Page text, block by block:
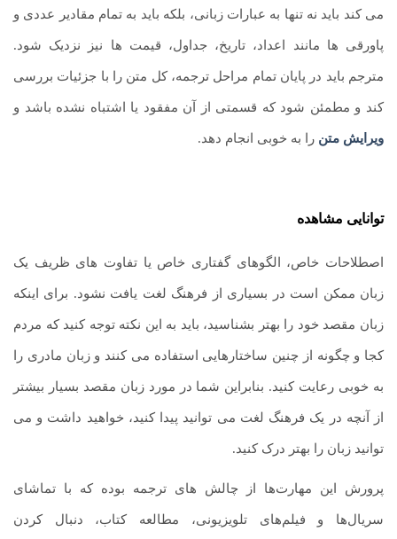
می کند باید نه تنها به عبارات زبانی، بلکه باید به تمام مقادیر عددی و
پاورقی ها مانند اعداد، تاریخ، جداول، قیمت ها نیز نزدیک شود.
مترجم باید در پایان تمام مراحل ترجمه، کل متن را با جزئیات بررسی
کند و مطمئن شود که قسمتی از آن مفقود یا اشتباه نشده باشد و
ویرایش متن را به خوبی انجام دهد.
توانایی مشاهده
اصطلاحات خاص، الگوهای گفتاری خاص یا تفاوت های ظریف یک
زبان ممکن است در بسیاری از فرهنگ لغت یافت نشود. برای اینکه
زبان مقصد خود را بهتر بشناسید، باید به این نکته توجه کنید که مردم
کجا و چگونه از چنین ساختارهایی استفاده می کنند و زبان مادری را
به خوبی رعایت کنید. بنابراین شما در مورد زبان مقصد بسیار بیشتر
از آنچه در یک فرهنگ لغت می توانید پیدا کنید، خواهید داشت و می
توانید زبان را بهتر درک کنید.
پرورش این مهارت‌ها از چالش های ترجمه بوده که با تماشای
سریال‌ها و فیلم‌های تلویزیونی، مطالعه کتاب، دنبال کردن